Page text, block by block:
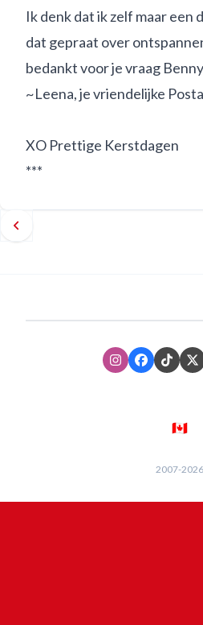
Ik denk dat ik zelf maar een
dat gepraat over
bedankt voor je vraag
~Leena, je vriendelijke
XO Prettige Kerstdagen
***
InstagramFacebook
🇨🇦
2007-2026